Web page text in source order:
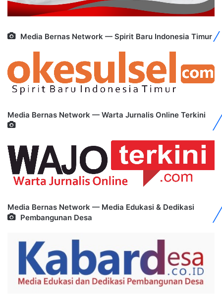
Media Bernas Network — Spirit Baru Indonesia Timur
Media Bernas Network — Warta Jurnalis Online Terkini
Media Bernas Network — Media Edukasi & Dedikasi
Pembangunan Desa